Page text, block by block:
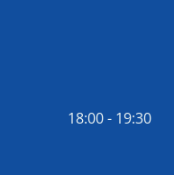
18:00 - 19:30